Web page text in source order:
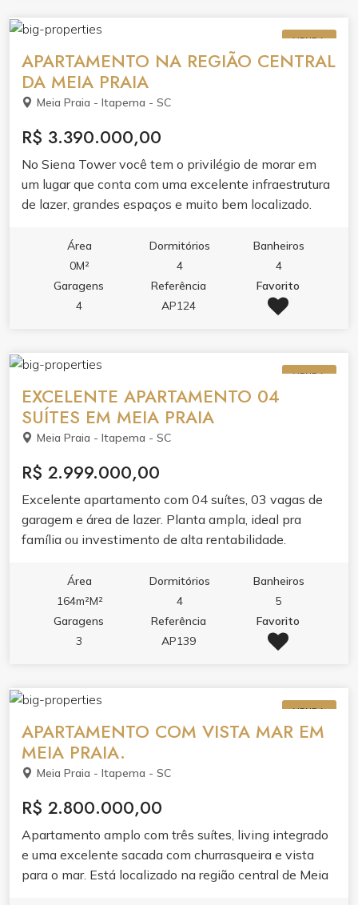
#sonhos
VENDA
APARTAMENTO NA REGIÃO CENTRAL
DA MEIA PRAIA
Meia Praia - Itapema - SC
R$ 3.390.000,00
No Siena Tower você tem o privilégio de morar em
um lugar que conta com uma excelente infraestrutura
de lazer, grandes espaços e muito bem localizado.
Área
0M²
Dormitórios
4
Banheiros
4
Garagens
4
Referência
AP124
Favorito
VENDA
EXCELENTE APARTAMENTO 04
SUÍTES EM MEIA PRAIA
Meia Praia - Itapema - SC
R$ 2.999.000,00
Excelente apartamento com 04 suítes, 03 vagas de
garagem e área de lazer. Planta ampla, ideal pra
família ou investimento de alta rentabilidade.
mais nobres do litoral catarinense.
Área
164m²M²
Dormitórios
4
Banheiros
5
Garagens
3
Referência
AP139
Favorito
VENDA
APARTAMENTO COM VISTA MAR EM
MEIA PRAIA.
Meia Praia - Itapema - SC
R$ 2.800.000,00
Apartamento amplo com três suítes, living integrado
e uma excelente sacada com churrasqueira e vista
para o mar. Está localizado na região central de Meia